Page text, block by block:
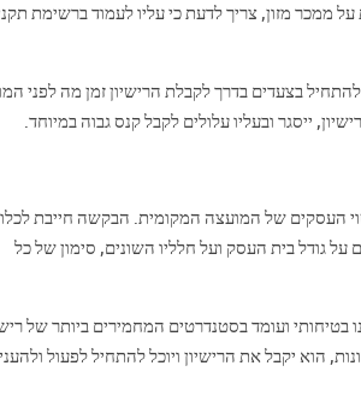
ממכר מזון, צריך לדעת כי עליו לעמוד ברשימת
בצעדים בדרך לקבלת הרישיון זמן מה לפני
ייסגר ובעליו עלולים לקבל קנס גבוה במיוחד.
העסקים של המועצה המקומית. הבקשה חייבת
גודל בית העסק ועל חלליו השונים, סימון של כל
ועומד בסטנדרטים המחמירים ביותר של
הוא יקבל את הרישיון ויוכל להתחיל לפעול